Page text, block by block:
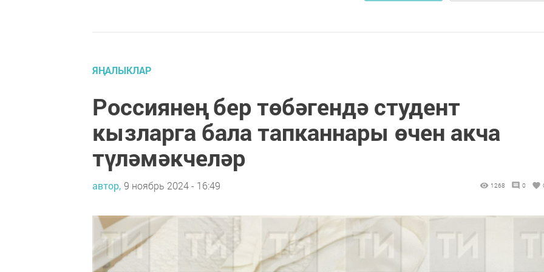
ЯҢАЛЫКЛАР
Россиянең бер төбәгендә студент
кызларга бала тапканнары өчен акча
түләмәкчеләр
автор, 9 ноябрь 2024 - 16:49 1268 0